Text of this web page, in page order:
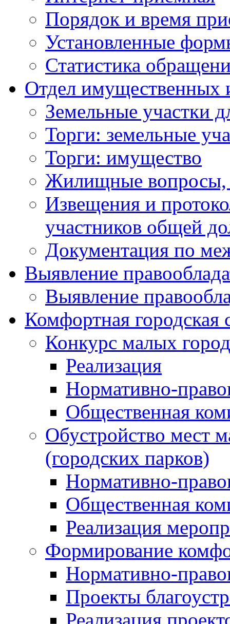
Порядок и время
Установленные
Статистика
Отдел имущественных
Земельные участки
Торги: земельные
Торги: имущество
Жилищные вопросы,
Извещения и
участников общей
Документация по
Выявление
Выявление
Комфортная городская
Конкурс малых
Реализация
Нормативно-
Общественная
Обустройство мест
(городских парков)
Нормативно-
Общественная
Реализация
Формирование
Нормативно-
Проекты
Реализация